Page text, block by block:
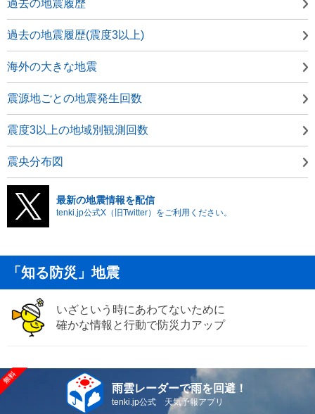
過去の地震履歴
過去の地震履歴(震度3以上)
海外の大きな地震
震源地ごとの地震発生回数
震度3以上の地域別観測回数
震央分布図
最新の地震情報を配信
tenki.jp公式X（旧Twitter）をご利用ください。
「知る防災」地震
いざという時にあわてないために
確かな情報と行動で防災力アップ
雨雲レーダーで雨を回避！
tenki.jp公式 天気予報アプリ